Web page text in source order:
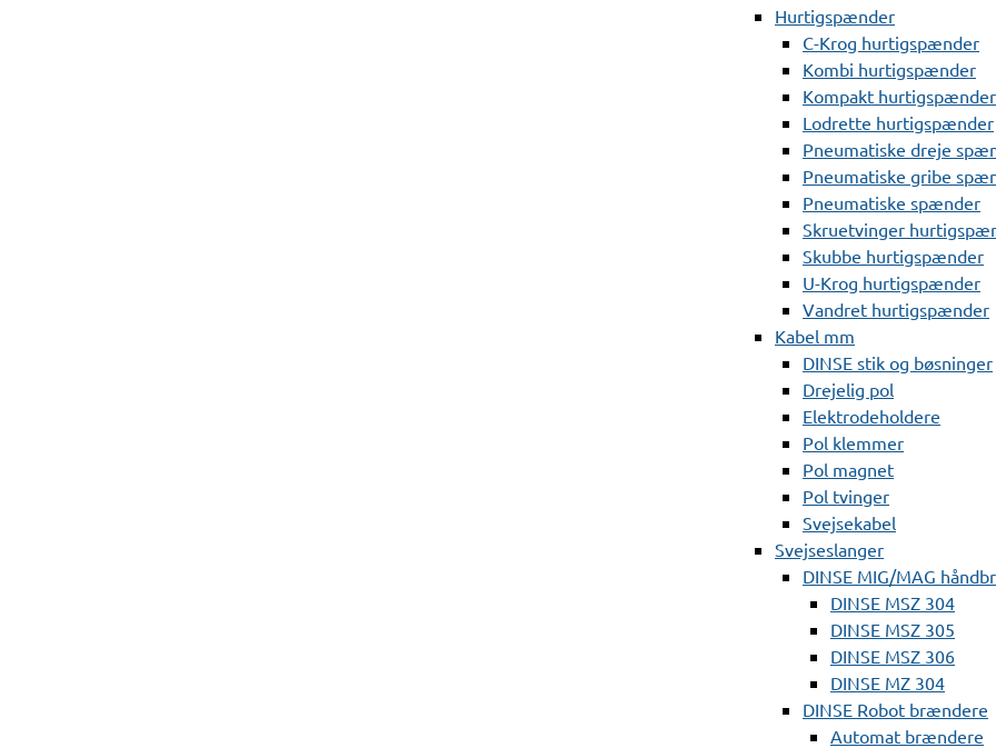
Hurtigspænder
C-Krog hurtigspænder
Kombi hurtigspænder
Kompakt hurtigspænder
Lodrette hurtigspænder
Pneumatiske dreje
Pneumatiske gribe
Pneumatiske spænder
Skruetvinger
Skubbe hurtigspænder
U-Krog hurtigspænder
Vandret hurtigspænder
Kabel mm
DINSE stik og bøsninger
Drejelig pol
Elektrodeholdere
Pol klemmer
Pol magnet
Pol tvinger
Svejsekabel
Svejseslanger
DINSE MIG/MAG
DINSE MSZ 304
DINSE MSZ 305
DINSE MSZ 306
DINSE MZ 304
DINSE Robot brændere
Automat brændere